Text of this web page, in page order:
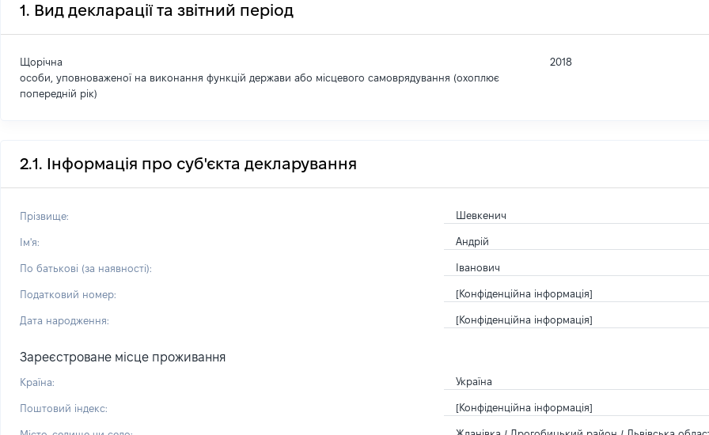
1. Вид декларації та звітний період
Щорічна
особи, уповноваженої на виконання функцій держави або місцевого самоврядування (охоплює
попередній рік)
2018
2.1. Інформація про суб'єкта декларування
Прізвище: Шевкенич
Ім'я: Андрій
По батькові (за наявності): Іванович
Податковий номер: [Конфіденційна інформація]
Дата народження: [Конфіденційна інформація]
Зареєстроване місце проживання
Країна: Україна
Поштовий індекс: [Конфіденційна інформація]